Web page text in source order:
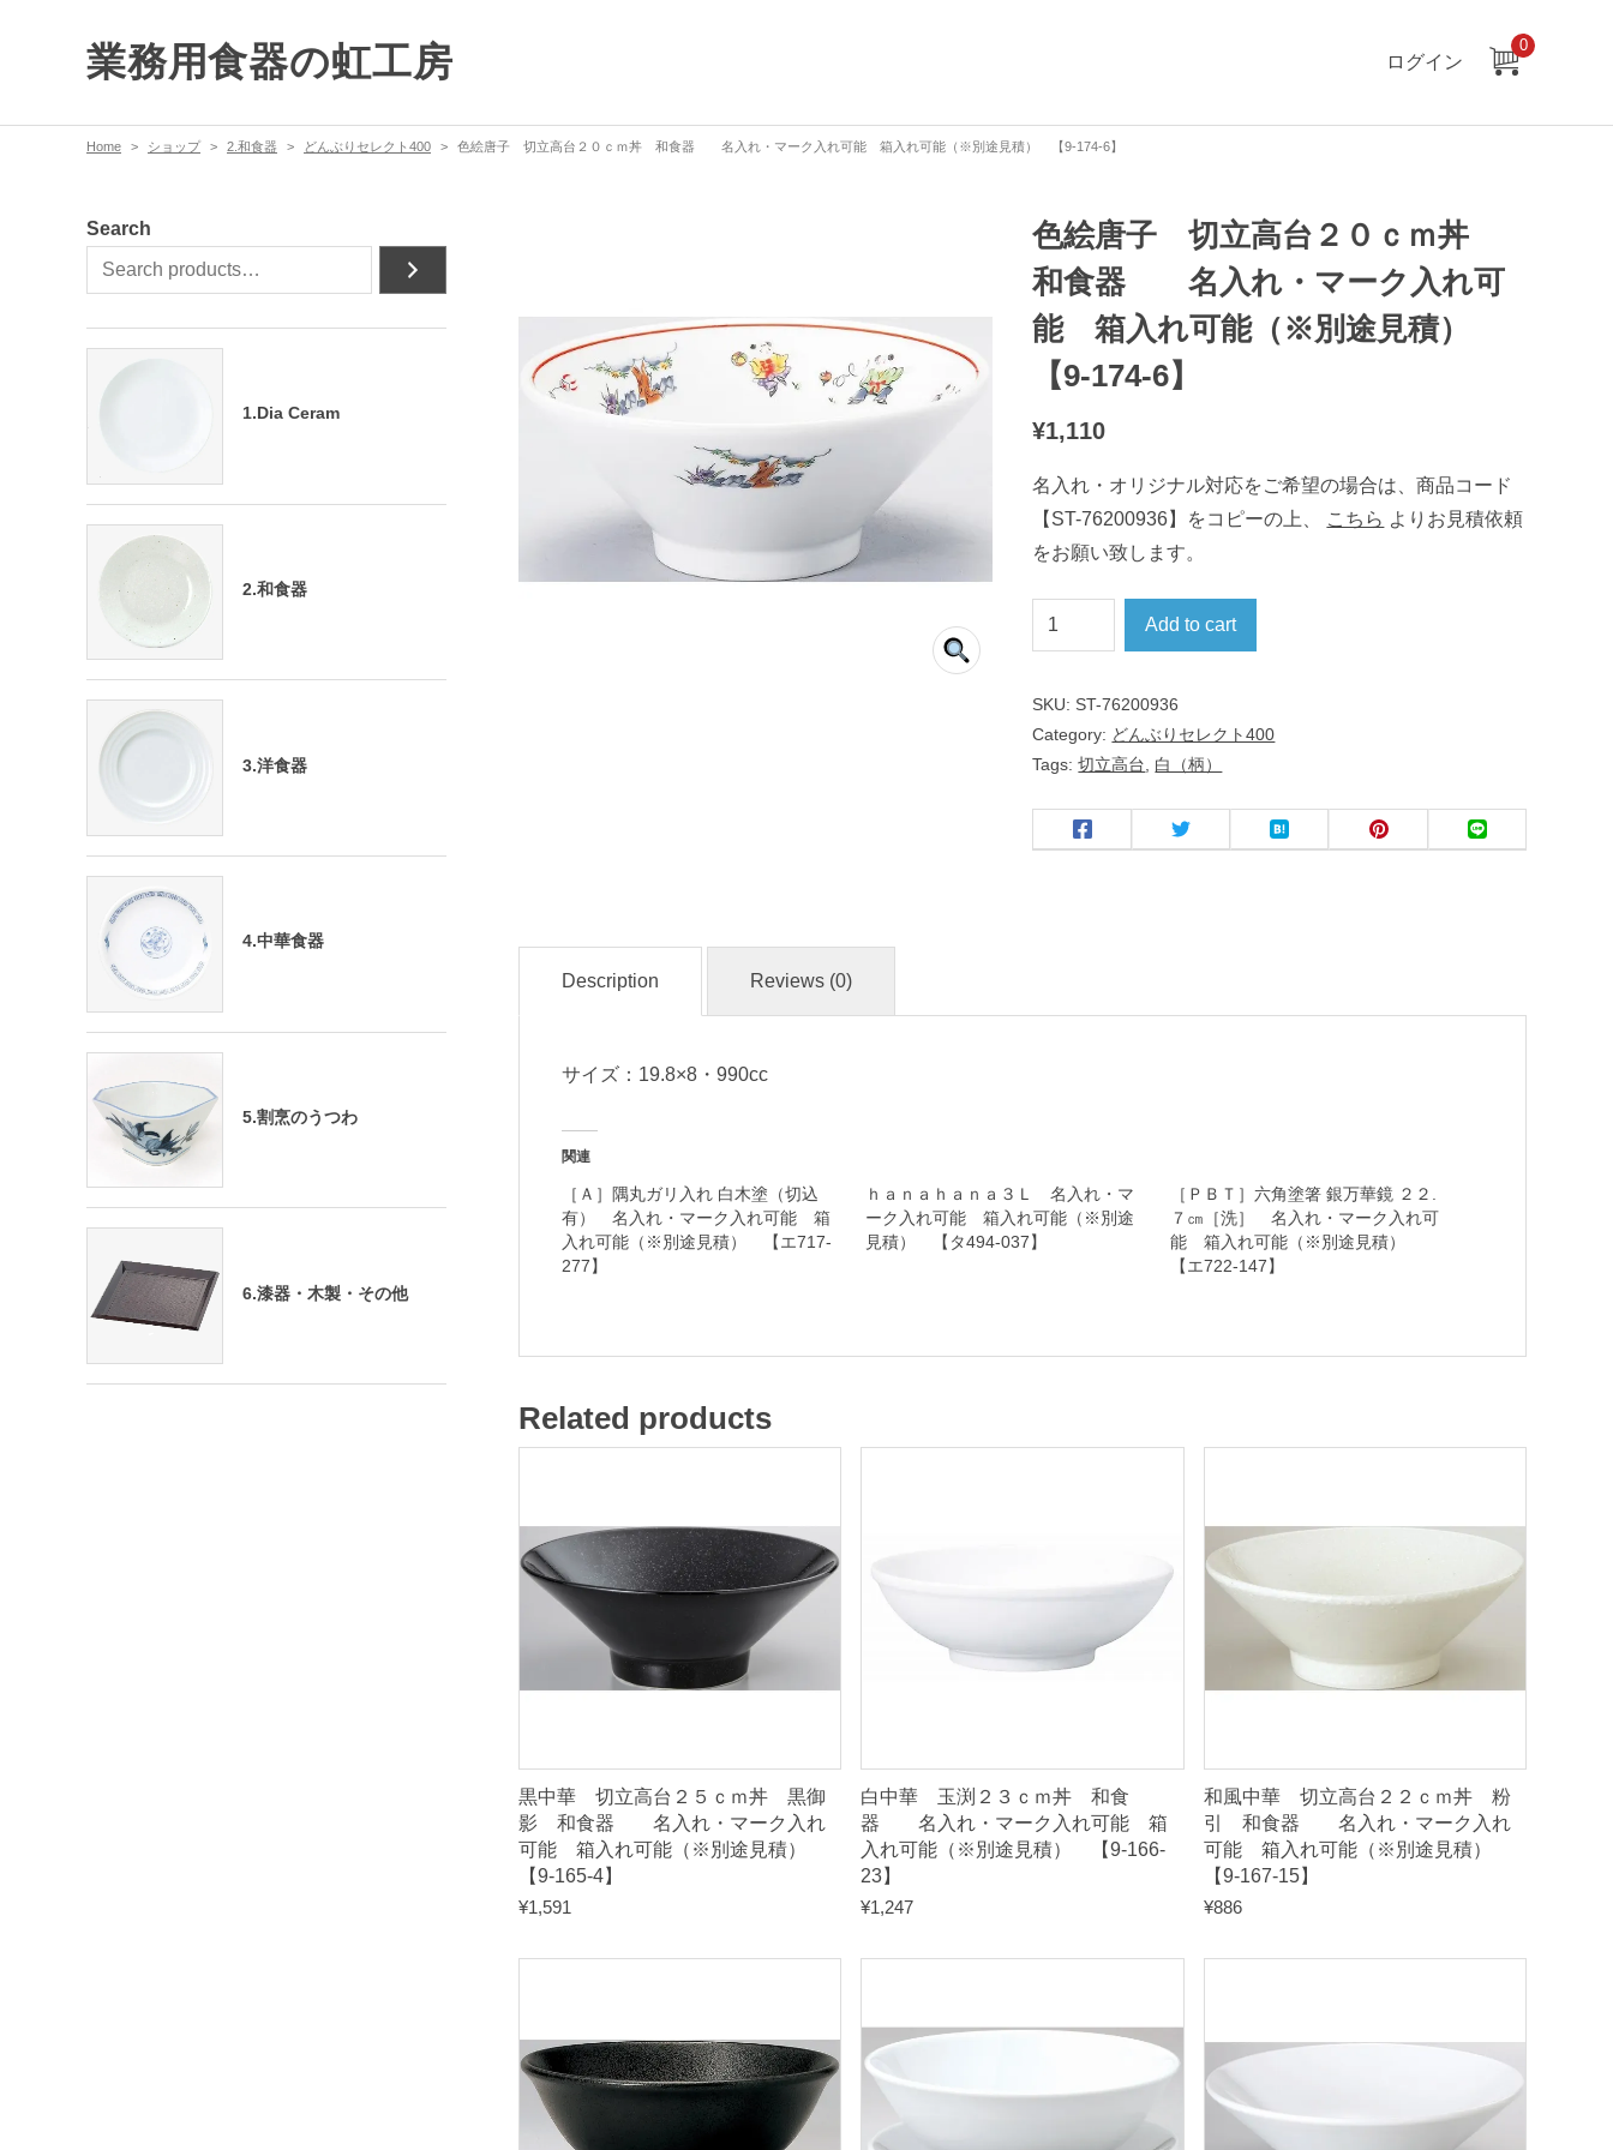
業務用食器の虹工房 ログイン
0
Home ショップ 2.和食器 どんぶりセレクト400 色絵唐子 切立高台２０ｃｍ丼 和食器 名入れ・マーク入れ可能 箱入れ可能（※別途見積） 【9-174-6】
色絵唐子 切立高台２０ｃｍ丼
和食器 名入れ・マーク入れ可
能 箱入れ可能（※別途見積）
【9-174-6】
¥1,110
名入れ・オリジナル対応をご希望の場合は、商品コード
【ST-76200936】をコピーの上、
こちら よりお見積依頼
をお願い致します。
色
絵
子
立
高
ｍ
れ
ー
可
能
（
途
積
Add to cart
SKU: ST-76200936
Category: どんぶりセレクト400
Tags:切立高台 白（柄）
Description Reviews (0)
サイズ：19.8×8・990cc
関連
［Ａ］隅丸ガリ入れ 白木塗（切込
有） 名入れ・マーク入れ可能 箱
入れ可能（※別途見積） 【エ717-
277】
ｈａｎａｈａｎａ３Ｌ 名入れ・マ
ーク入れ可能 箱入れ可能（※別途
見積） 【タ494-037】
［ＰＢＴ］六角塗箸 銀万華鏡 ２２.
７㎝［洗］ 名入れ・マーク入れ可
能 箱入れ可能（※別途見積）
【エ722-147】
Related products
黒中華 切立高台２５ｃｍ丼 黒御
影 和食器 名入れ・マーク入れ
可能 箱入れ可能（※別途見積）
【9-165-4】
¥1,591
白中華 玉渕２３ｃｍ丼 和食
器 名入れ・マーク入れ可能 箱
入れ可能（※別途見積） 【9-166-
23】
¥1,247
和風中華 切立高台２２ｃｍ丼 粉
引 和食器 名入れ・マーク入れ
可能 箱入れ可能（※別途見積）
【9-167-15】
¥886
Search
1.Dia Ceram
2.和食器
3.洋食器
4.中華食器
5.割烹のうつわ
6.漆器・木製・その他